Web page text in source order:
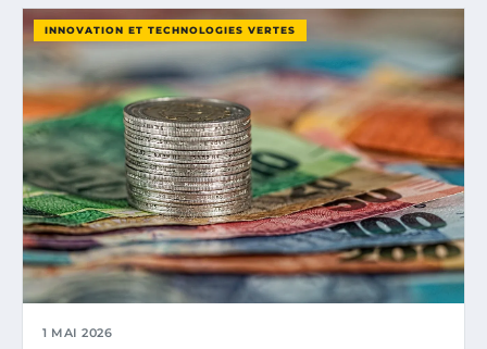
INNOVATION ET TECHNOLOGIES VERTES
1 MAI 2026